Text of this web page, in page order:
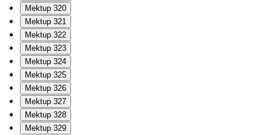
Mektup 320
Mektup 321
Mektup 322
Mektup 323
Mektup 324
Mektup 325
Mektup 326
Mektup 327
Mektup 328
Mektup 329